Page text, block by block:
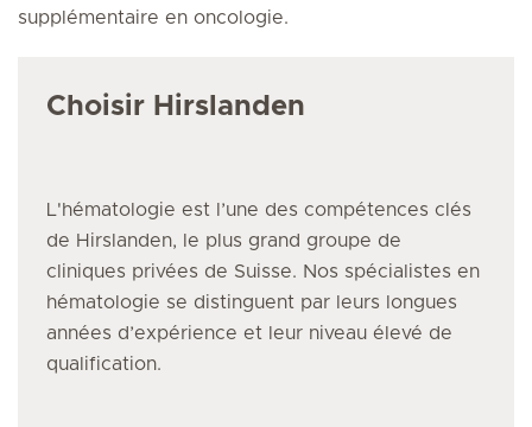
supplémentaire en oncologie.
Choisir Hirslanden
L'hématologie est l’une des compétences clés
de Hirslanden, le plus grand groupe de
cliniques privées de Suisse. Nos spécialistes en
hématologie se distinguent par leurs longues
années d’expérience et leur niveau élevé de
qualification.